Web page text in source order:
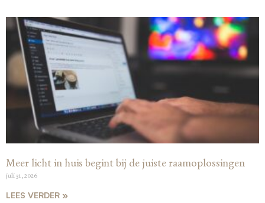
Meer licht in huis begint bij de juiste raamoplossingen
juli 31, 2026
LEES VERDER »